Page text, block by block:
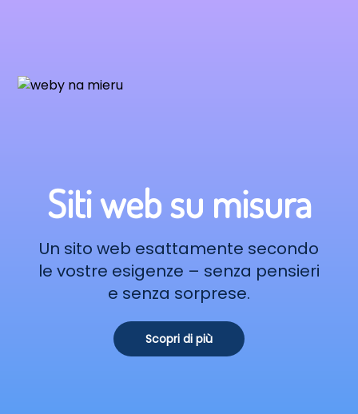
Siti web su misura
Un sito web esattamente secondo
le vostre esigenze – senza pensieri
e senza sorprese.
Scopri di più